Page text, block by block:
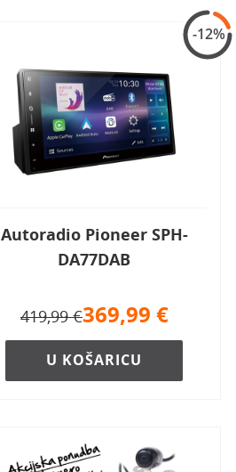
-12%
Autoradio Pioneer SPH-
DA77DAB
419,99 €369,99 €
U KOŠARICU